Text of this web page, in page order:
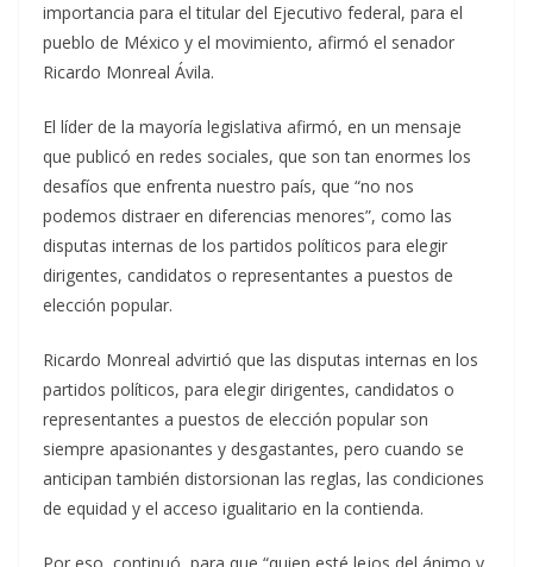
importancia para el titular del Ejecutivo federal, para el
pueblo de México y el movimiento, afirmó el senador
Ricardo Monreal Ávila.
El líder de la mayoría legislativa afirmó, en un mensaje
que publicó en redes sociales, que son tan enormes los
desafíos que enfrenta nuestro país, que “no nos
podemos distraer en diferencias menores”, como las
disputas internas de los partidos políticos para elegir
dirigentes, candidatos o representantes a puestos de
elección popular.
Ricardo Monreal advirtió que las disputas internas en los
partidos políticos, para elegir dirigentes, candidatos o
representantes a puestos de elección popular son
siempre apasionantes y desgastantes, pero cuando se
anticipan también distorsionan las reglas, las condiciones
de equidad y el acceso igualitario en la contienda.